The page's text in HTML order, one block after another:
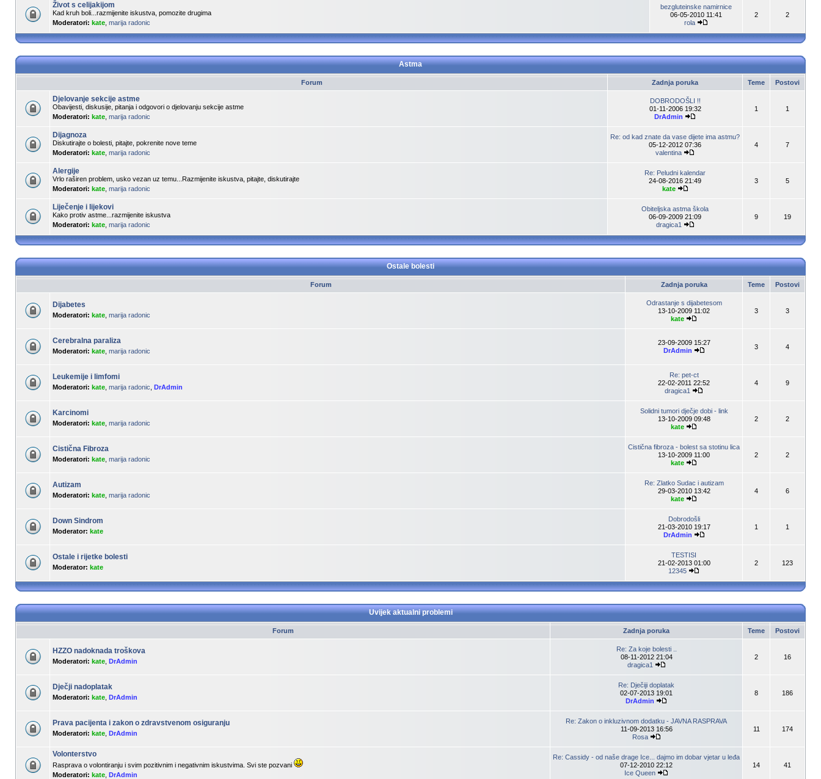
Život s celijakijom
Kad kruh boli...razmijenite iskustva, pomozite drugima
Moderatori: kate marija radonic
bezgluteinske namirnice
06-05-2010 11:41
rola
2 2
Astma
Forum Zadnja poruka Teme Postovi
Djelovanje sekcije astme
Obavijesti, diskusije, pitanja i odgovori o djelovanju sekcije astme
Moderatori: kate marija radonic
DOBRODOŠLI !!
01-11-2006 19:32
DrAdmin
1 1
Dijagnoza
Diskutirajte o bolesti, pitajte, pokrenite nove teme
Moderatori: kate marija radonic
Re: od kad znate da vase dijete ima astmu?
05-12-2012 07:36
valentina
4 7
Alergije
Vrlo raširen problem, usko vezan uz temu...Razmijenite iskustva, pitajte, diskutirajte
Moderatori: kate marija radonic
Re: Peludni kalendar
24-08-2016 21:49
kate
3 5
Liječenje i lijekovi
Kako protiv astme...razmijenite iskustva
Moderatori: kate marija radonic
Obiteljska astma škola
06-09-2009 21:09
dragica1
9 19
Ostale bolesti
Forum Zadnja poruka Teme Postovi
Dijabetes
Moderatori: kate marija radonic
Odrastanje s dijabetesom
13-10-2009 11:02
kate
3 3
Cerebralna paraliza
Moderatori: kate marija radonic
23-09-2009 15:27
DrAdmin
3 4
Leukemije i limfomi
Moderatori: kate marija radonic DrAdmin
Re: pet-ct
22-02-2011 22:52
dragica1
4 9
Karcinomi
Moderatori: kate marija radonic
Solidni tumori dječje dobi - link
13-10-2009 09:48
kate
2 2
Cistična Fibroza
Moderatori: kate marija radonic
Cistična fibroza - bolest sa stotinu lica
13-10-2009 11:00
kate
2 2
Autizam
Moderatori: kate marija radonic
Re: Zlatko Sudac i autizam
29-03-2010 13:42
kate
4 6
Down Sindrom
Moderator: kate
Dobrodošli
21-03-2010 19:17
DrAdmin
1 1
Ostale i rijetke bolesti
Moderator: kate
TESTISI
21-02-2013 01:00
12345
2 123
Uvijek aktualni problemi
Forum Zadnja poruka Teme Postovi
HZZO nadoknada troškova
Moderatori: kate DrAdmin
Re: Za koje bolesti ..
08-11-2012 21:04
dragica1
2 16
Dječji nadoplatak
Moderatori: kate DrAdmin
Re: Dječiji doplatak
02-07-2013 19:01
DrAdmin
8 186
Prava pacijenta i zakon o zdravstvenom osiguranju
Moderatori: kate DrAdmin
Re: Zakon o inkluzivnom dodatku - JAVNA RASPRAVA
11-09-2013 16:56
Rosa
11 174
Volonterstvo
Rasprava o volontiranju i svim pozitivnim i negativnim iskustvima. Svi ste pozvani
Moderatori: kate DrAdmin
Re: Cassidy - od naše drage Ice... dajmo im dobar vjetar u leđa
07-12-2010 22:12
Ice Queen
14 41